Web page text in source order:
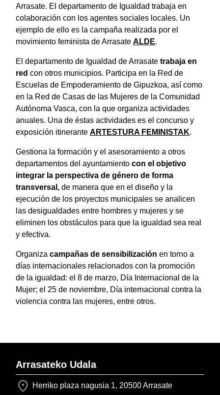
Arrasate. El departamento de Igualdad trabaja en
colaboración con los agentes sociales locales. Un
ejemplo de ello es la campaña realizada por el
movimiento feminista de Arrasate ALDE.
El departamento de Igualdad de Arrasate trabaja en
red con otros municipios. Participa en la Red de
Escuelas de Empoderamiento de Gipuzkoa, así como
en la Red de Casas de las Mujeres de la Comunidad
Autónoma Vasca, con la que organiza actividades
anuales. Una de éstas actividades es el concurso y
exposición itinerante ARTESTURA FEMINISTAK.
Gestiona la formación y el asesoramiento a otros
departamentos del ayuntamiento con el objetivo
integrar la perspectiva de género de forma
transversal, de manera que en el diseño y la
ejecución de los proyectos municipales se analicen
las desigualdades entre hombres y mujeres y se
eliminen los obstáculos para que la igualdad sea real
y efectiva.
Organiza campañas de sensibilización en torno a
días internacionales relacionados con la promoción
de la igualdad: el 8 de marzo, Día Internacional de la
Mujer; el 25 de noviembre, Día internacional contra la
violencia contra las mujeres, entre otros.
Arrasateko Udala
Herriko plaza nagusia 1, 20500 Arrasate